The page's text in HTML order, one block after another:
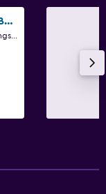
Yangshuo Tea Cozy Boutique Hotel